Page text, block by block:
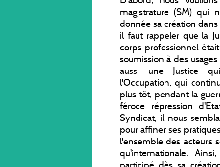
magistrature (SM) qui
donnée sa création
il faut rappeler que la
corps professionnel
soumission à des
aussi une Justice
l'Occupation, qui
plus tôt, pendant la
féroce répression
Syndicat, il nous
pour affiner ses
l'ensemble des acteurs
qu'internationale.